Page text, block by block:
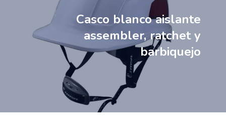
Casco blanco aislante
assembler, ratchet y
barbiquejo